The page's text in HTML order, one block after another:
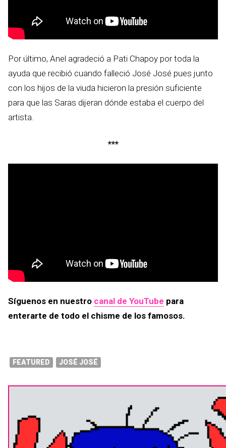
Por último, Anel agradeció a Pati Chapoy por toda la
ayuda que recibió cuando falleció José José pues junto
con los hijos de la viuda hicieron la presión suficiente
para que las Saras dijeran dónde estaba el cuerpo del
artista.
***
Síguenos en nuestro canal de YouTube para
enterarte de todo el chisme de los famosos.
FEATURED JOSÉ JOSÉ